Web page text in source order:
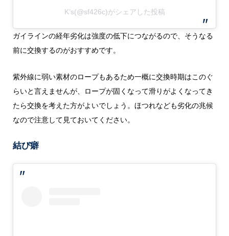
K’s(@sf426c)がシェアした投稿
ガイラインの経年劣化は強度の低下につながるので、そうなる
前に交換するのがおすすめです。
紫外線に弱い素材のロープもあるため一概に交換時期はこのぐ
らいと言えませんが、ロープが固くなって滑りがよくなってき
たら交換を考えた方がよいでしょう。ほつれなども劣化の兆候
なので注意して見ておいてください。
結び癖